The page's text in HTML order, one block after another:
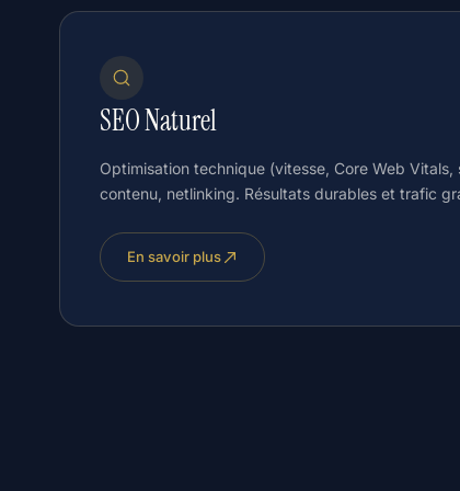
SEO Naturel
Optimisation technique (vitesse, Core Web
contenu, netlinking. Résultats durables et trafic
En savoir plus